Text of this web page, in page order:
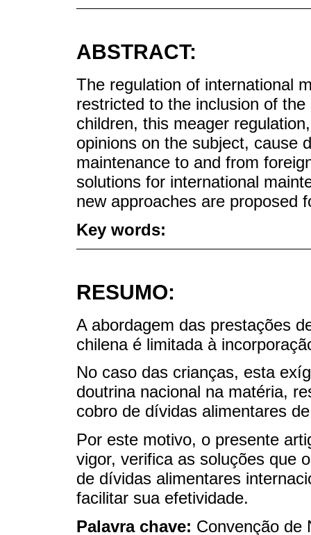
ABSTRACT:
The regulation of international
restricted to the inclusion of
children, this meager
opinions on the subject, cause
maintenance to and from
solutions for international
new approaches are proposed
Key words:
RESUMO:
A abordagem das prestações
chilena é limitada à
No caso das crianças, esta
doutrina nacional na matéria,
cobro de dívidas alimentares
Por este motivo, o presente
vigor, verifica as soluções que
de dívidas alimentares
facilitar sua efetividade.
Palavra chave: Convenção de